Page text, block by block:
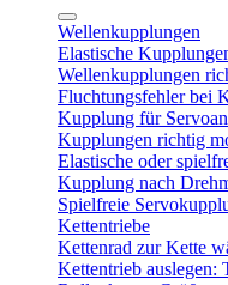
Wellenkupplungen
Elastische
Wellenkupplungen
Fluchtungsfehler bei
Kupplung für
Kupplungen richtig
Elastische oder
Kupplung nach
Spielfreie
Kettentriebe
Kettenrad zur Kette
Kettentrieb auslegen: